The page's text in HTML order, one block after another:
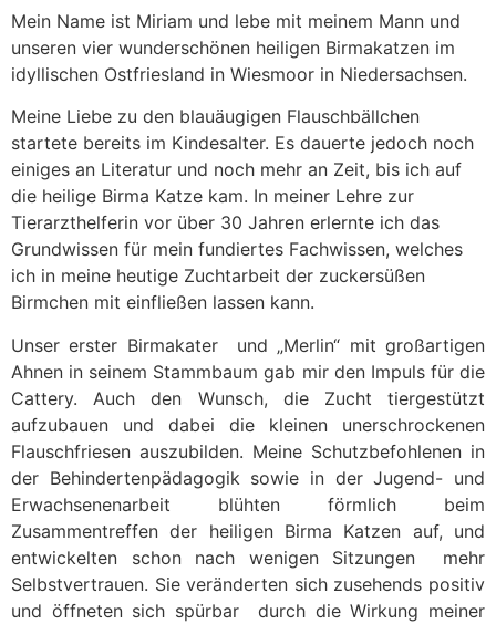
Mein Name ist Miriam und lebe mit meinem Mann und
unseren vier wunderschönen heiligen Birmakatzen im
idyllischen Ostfriesland in Wiesmoor in Niedersachsen.
Meine Liebe zu den blauäugigen Flauschbällchen
startete bereits im Kindesalter. Es dauerte jedoch noch
einiges an Literatur und noch mehr an Zeit, bis ich auf
die heilige Birma Katze kam. In meiner Lehre zur
Tierarzthelferin vor über 30 Jahren erlernte ich das
Grundwissen für mein fundiertes Fachwissen, welches
ich in meine heutige Zuchtarbeit der zuckersüßen
Birmchen mit einfließen lassen kann.
Unser erster Birmakater und „Merlin“ mit großartigen
Ahnen in seinem Stammbaum gab mir den Impuls für die
Cattery. Auch den Wunsch, die Zucht tiergestützt
aufzubauen und dabei die kleinen unerschrockenen
Flauschfriesen auszubilden. Meine Schutzbefohlenen in
der Behindertenpädagogik sowie in der Jugend- und
Erwachsenenarbeit blühten förmlich beim
Zusammentreffen der heiligen Birma Katzen auf, und
entwickelten schon nach wenigen Sitzungen mehr
Selbstvertrauen. Sie veränderten sich zusehends positiv
und öffneten sich spürbar durch die Wirkung meiner